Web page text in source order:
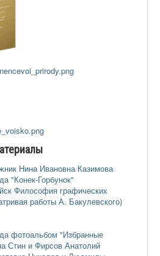
Нина Ивановна Казимова
"Конек-Горбунок"
Философия графических
работы А. Бакулевского)
фотоальбом "Избранные
Стин и Фирсов Анатолий